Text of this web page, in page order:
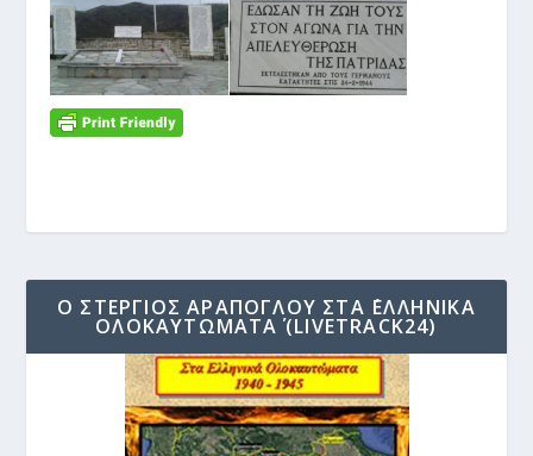
Ο ΣΤΈΡΓΙΟΣ ΑΡΆΠΟΓΛΟΥ ΣΤΑ ΄ΕΛΛΗΝΙΚΆ
ΟΛΟΚΑΥΤΏΜΑΤΑ΄ (LIVETRACK24)